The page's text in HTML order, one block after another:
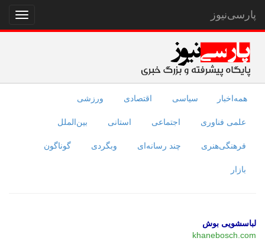
نمایش
منو
پارسی‌نیوز
همه‌اخبار سیاسی اقتصادی ورزشی
علمی فناوری اجتماعی استانی بین‌الملل
فرهنگی‌هنری چند رسانه‌ای وبگردی گوناگون
بازار
لباسشویی بوش
khanebosch.com